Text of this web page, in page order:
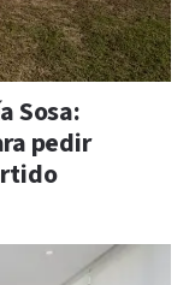
Sosa:
pedir